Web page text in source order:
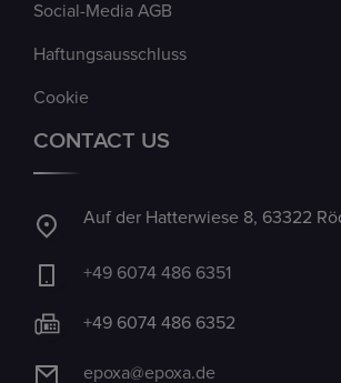
Social-Media AGB
Haftungsausschluss
Cookie
CONTACT US
Auf der Hatterwiese 8, 63322
+49 6074 486 6351
+49 6074 486 6352
epoxa@epoxa.de